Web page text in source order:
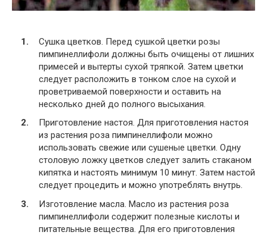
Сушка цветков. Перед сушкой цветки розы
пимпинеллифоли должны быть очищены от лишних
примесей и вытерты сухой тряпкой. Затем цветки
следует расположить в тонком слое на сухой и
проветриваемой поверхности и оставить на
несколько дней до полного высыхания.
Приготовление настоя. Для приготовления настоя
из растения роза пимпинеллифоли можно
использовать свежие или сушеные цветки. Одну
столовую ложку цветков следует залить стаканом
кипятка и настоять минимум 10 минут. Затем настой
следует процедить и можно употреблять внутрь.
Изготовление масла. Масло из растения роза
пимпинеллифоли содержит полезные кислоты и
питательные вещества. Для его приготовления